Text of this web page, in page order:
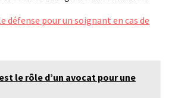
défense pour un soignant en cas de
le rôle d’un avocat pour une